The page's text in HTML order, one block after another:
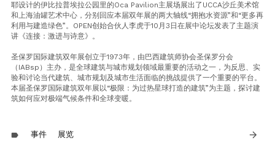
耶设计的伊比拉普埃拉公园里的Oca Pavilion主展场展出了UCCA沙丘美术馆
和上海油罐艺术中心，分别回应本届双年展的两大轴线“拥抱水资源”和“更多再
利用与建造绿色”。OPEN创始合伙人李虎于10月3日在展中论坛发表了主题演
讲《连接：激进与诗意》。
圣保罗国际建筑双年展创立于1973年，由巴西建筑师协会圣保罗分会
（IABsp）主办，是全球建筑与城市规划领域最重要的活动之一，为反思、实
验和讨论当代建筑、城市规划及城市生活面临的挑战提供了一个重要的平台。
本届圣保罗国际建筑双年展以“极限：为过热星球打造的建筑”为主题，探讨建
筑如何应对极端气候条件和全球变暖。
label 事件 展览 arrow_forward